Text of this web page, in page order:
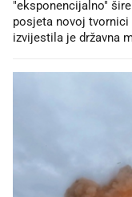
"eksponencijalno"
posjeta novoj tvornici
izvijestila je državna